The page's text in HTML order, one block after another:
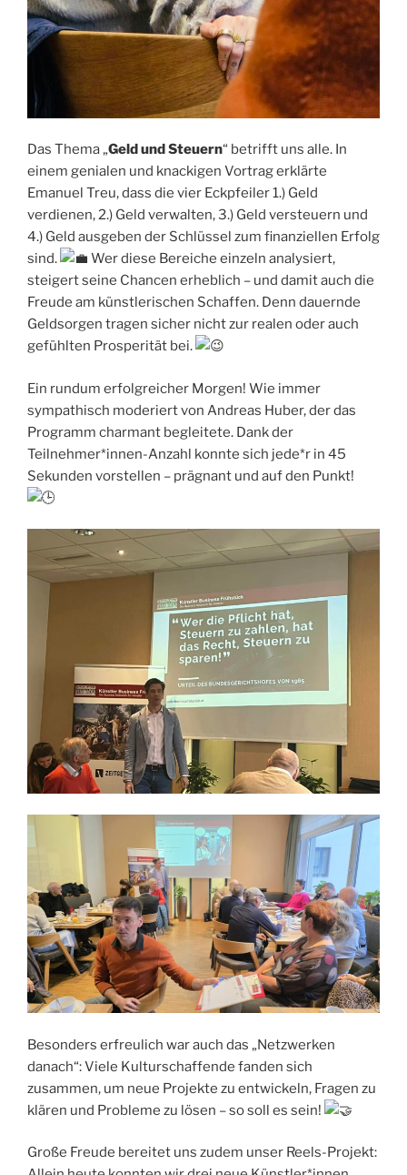
Das Thema „Geld und Steuern“ betrifft uns alle. In
einem genialen und knackigen Vortrag erklärte
Emanuel Treu, dass die vier Eckpfeiler 1.) Geld
verdienen, 2.) Geld verwalten, 3.) Geld versteuern und
4.) Geld ausgeben der Schlüssel zum finanziellen Erfolg
sind.
Wer diese Bereiche einzeln analysiert,
steigert seine Chancen erheblich – und damit auch die
Freude am künstlerischen Schaffen. Denn dauernde
Geldsorgen tragen sicher nicht zur realen oder auch
gefühlten Prosperität bei.
Ein rundum erfolgreicher Morgen! Wie immer
sympathisch moderiert von Andreas Huber, der das
Programm charmant begleitete. Dank der
Teilnehmer*innen-Anzahl konnte sich jede*r in 45
Sekunden vorstellen – prägnant und auf den Punkt!
Besonders erfreulich war auch das „Netzwerken
danach“: Viele Kulturschaffende fanden sich
zusammen, um neue Projekte zu entwickeln, Fragen zu
klären und Probleme zu lösen – so soll es sein!
Große Freude bereitet uns zudem unser Reels-Projekt: